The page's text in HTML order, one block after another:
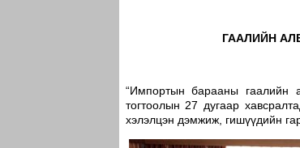
ГААЛИЙН
“Импортын барааны гаалийн
тогтоолын 27 дугаар
хэлэлцэн дэмжиж, гишүүдийн